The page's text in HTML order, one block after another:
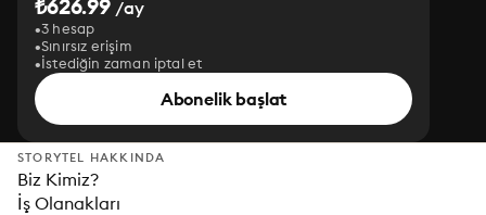
₺626.99 /ay
3 hesap
Sınırsız erişim
İstediğin zaman iptal et
Abonelik başlat
STORYTEL HAKKINDA
Biz Kimiz?
İş Olanakları